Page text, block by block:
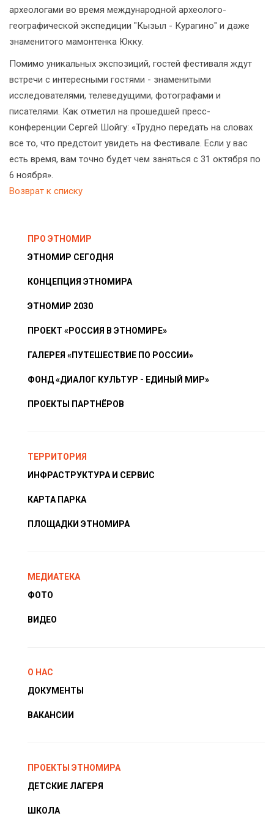
археологами во время международной археолого-
географической экспедиции "Кызыл - Курагино" и даже
знаменитого мамонтенка Юкку.
Помимо уникальных экспозиций, гостей фестиваля ждут
встречи с интересными гостями - знаменитыми
исследователями, телеведущими, фотографами и
писателями. Как отметил на прошедшей пресс-
конференции Сергей Шойгу: «Трудно передать на словах
все то, что предстоит увидеть на Фестивале. Если у вас
есть время, вам точно будет чем заняться с 31 октября по
6 ноября».
Возврат к списку
ПРО ЭТНОМИР
ЭТНОМИР СЕГОДНЯ
КОНЦЕПЦИЯ ЭТНОМИРА
ЭТНОМИР 2030
ПРОЕКТ «РОССИЯ В ЭТНОМИРЕ»
ГАЛЕРЕЯ «ПУТЕШЕСТВИЕ ПО РОССИИ»
ФОНД «ДИАЛОГ КУЛЬТУР - ЕДИНЫЙ МИР»
ПРОЕКТЫ ПАРТНЁРОВ
ТЕРРИТОРИЯ
ИНФРАСТРУКТУРА И СЕРВИС
КАРТА ПАРКА
ПЛОЩАДКИ ЭТНОМИРА
МЕДИАТЕКА
ФОТО
ВИДЕО
О НАС
ДОКУМЕНТЫ
ВАКАНСИИ
ПРОЕКТЫ ЭТНОМИРА
ДЕТСКИЕ ЛАГЕРЯ
ШКОЛА